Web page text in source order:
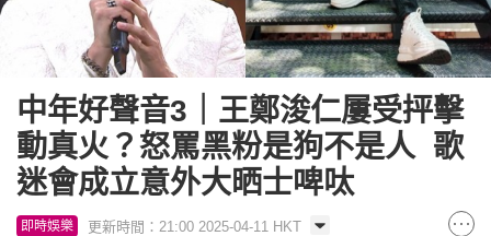
中年好聲音3｜王鄭浚仁屢受抨擊
動真火？怒罵黑粉是狗不是人 歌
迷會成立意外大晒士啤呔
即時娛樂 更新時間：21:00 2025-04-11 HKT